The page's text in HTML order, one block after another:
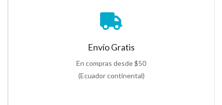
Envío Gratis
En compras desde $50
(Ecuador continental)